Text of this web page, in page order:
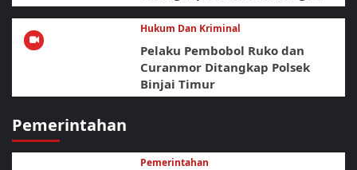
Hukum Dan Kriminal
Pelaku Pembobol Ruko dan
Curanmor Ditangkap Polsek
Binjai Timur
Pemerintahan
Pemerintahan